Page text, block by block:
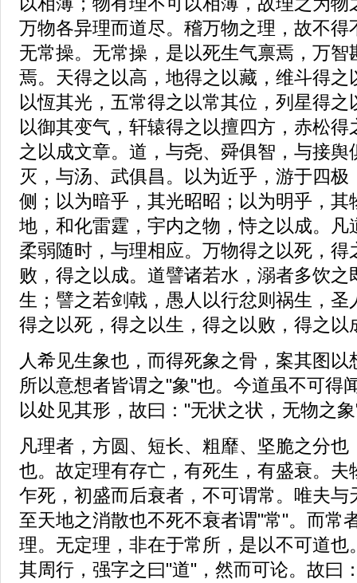
万物各异理而道尽。稽万物之理，故不得
无常操。无常操，是以死生气禀焉，万智
焉。天得之以高，地得之以藏，维斗得之
以恆其光，五常得之以常其位，列星得
以御其变气，轩辕得之以擅四方，赤松
之以成文章。道，与尧、舜俱智，与接舆
灭，与汤、武俱昌。以为近乎，游于四
侧；以为暗乎，其光昭昭；以为明乎，其
地，和化雷霆，宇内之物，恃之以成。凡
柔弱随时，与理相应。万物得之以死，得
败，得之以成。道譬诸若水，溺者多饮
生；譬之若剑戟，愚人以行忿则祸生，圣
得之以死，得之以生，得之以败，得之以
人希见生象也，而得死象之骨，案其图
所以意想者皆谓之"象"也。今道虽不可得
以处见其形，故曰："无状之状，无物之
凡理者，方圆、短长、粗靡、坚脆之分
也。故定理有存亡，有死生，有盛衰。夫
乍死，初盛而后衰者，不可谓常。唯夫与
至天地之消散也不死不衰者谓"常"。而常
理。无定理，非在于常所，是以不可道也
其周行，强字之曰"道"，然而可论。故曰